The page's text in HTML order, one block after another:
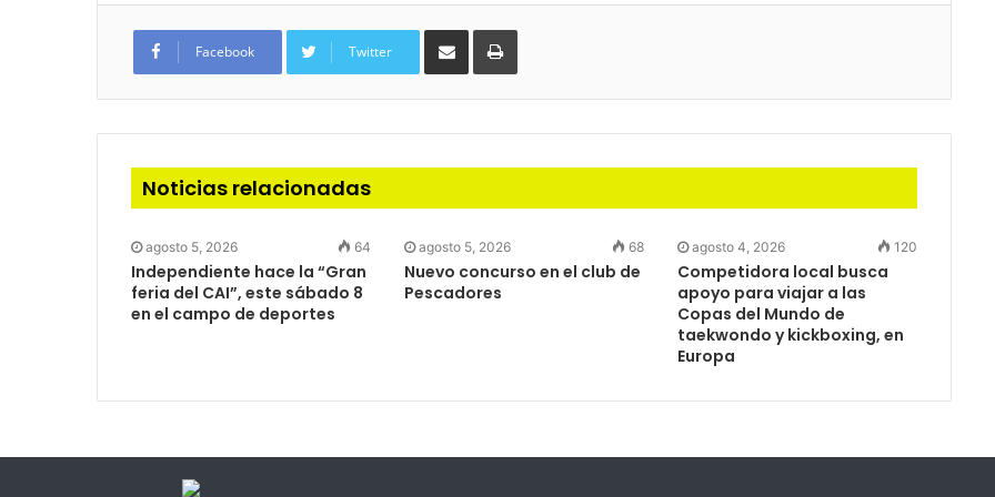
Facebook Twitter
CompartirImprimir
Noticias relacionadas
agosto 5, 2026 64
Independiente hace la “Gran
feria del CAI”, este sábado 8
en el campo de deportes
agosto 5, 2026 68
Nuevo concurso en el club de
Pescadores
agosto 4, 2026 120
Competidora local busca
apoyo para viajar a las
Copas del Mundo de
taekwondo y kickboxing, en
Europa